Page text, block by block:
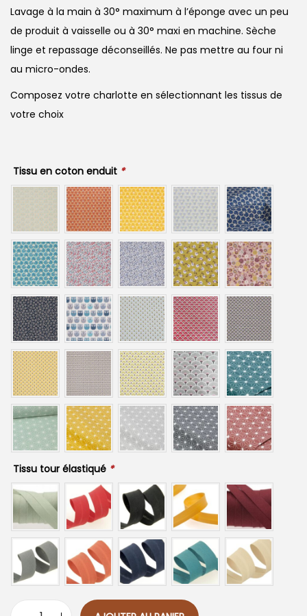
Lavage à la main à 30° maximum à l’éponge avec un peu
de produit à vaisselle ou à 30° maxi en machine. Sèche
linge et repassage déconseillés. Ne pas mettre au four ni
au micro-ondes.
Composez votre charlotte en sélectionnant les tissus de
votre choix
Tissu en coton enduit *
Tissu tour élastiqué *